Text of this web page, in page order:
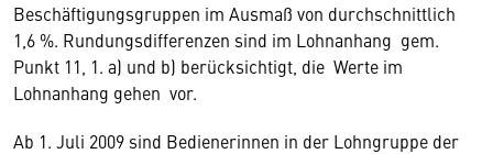
Beschäftigungsgruppen im Ausmaß von durchschnittlich
1,6 %. Rundungsdifferenzen sind im Lohnanhang gem.
Punkt 11, 1. a) und b) berücksichtigt, die Werte im
Lohnanhang gehen vor.
Ab 1. Juli 2009 sind Bedienerinnen in der Lohngruppe der